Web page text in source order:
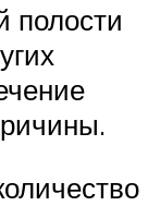
полости